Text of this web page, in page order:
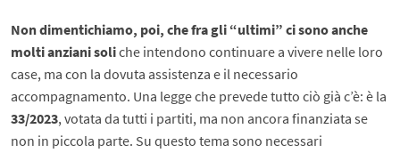
Non dimentichiamo, poi, che fra gli “ultimi” ci sono anche
molti anziani soliche intendono continuare a vivere nelle loro
case, ma con la dovuta assistenza e il necessario
accompagnamento. Una legge che prevede tutto ciò già c’è: è la
33/2023, votata da tutti i partiti, ma non ancora finanziata se
non in piccola parte. Su questo tema sono necessari